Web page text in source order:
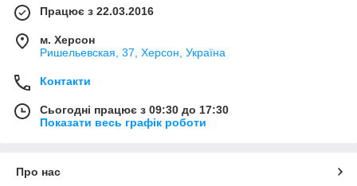
Працює з 22.03.2016
м. Херсон
Ришельевская, 37, Херсон, Україна
Контакти
Сьогодні працює з 09:30 до 17:30
Показати весь графік роботи
Про нас